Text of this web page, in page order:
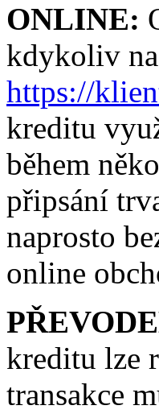
ONLINE:
kdykoliv
https://
kreditu
během
připsání
naprosto
online
kreditu lze
transakce